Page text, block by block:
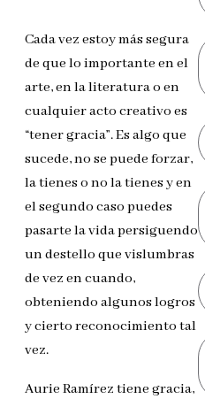
Cada vez estoy más segura
de que lo importante en el
arte, en la literatura o en
cualquier acto creativo es
“tener gracia”. Es algo que
sucede, no se puede forzar,
la tienes o no la tienes y en
el segundo caso puedes
pasarte la vida persiguendo
un destello que vislumbras
de vez en cuando,
obteniendo algunos logros
y cierto reconocimiento tal
vez.
Aurie Ramírez tiene gracia,